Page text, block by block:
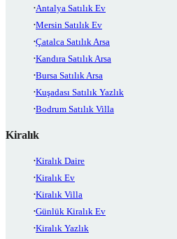
Antalya Satılık Ev
Mersin Satılık Ev
Çatalca Satılık Arsa
Kandıra Satılık Arsa
Bursa Satılık Arsa
Kuşadası Satılık Yazlık
Bodrum Satılık Villa
Kiralık
Kiralık Daire
Kiralık Ev
Kiralık Villa
Günlük Kiralık Ev
Kiralık Yazlık